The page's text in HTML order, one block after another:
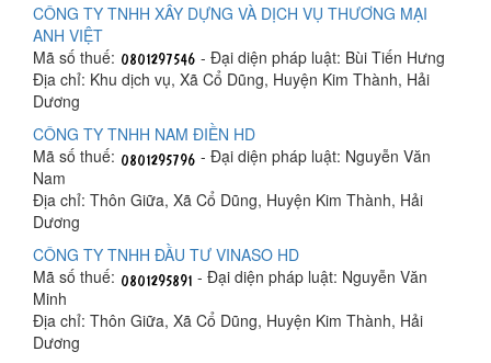
CÔNG TY TNHH XÂY DỰNG VÀ DỊCH VỤ THƯƠNG MẠI
ANH VIỆT
Mã số thuế:
- Đại diện pháp luật: Bùi Tiến Hưng
Địa chỉ: Khu dịch vụ, Xã Cổ Dũng, Huyện Kim Thành, Hải
Dương
CÔNG TY TNHH NAM ĐIỀN HD
Mã số thuế:
- Đại diện pháp luật: Nguyễn Văn
Nam
Địa chỉ: Thôn Giữa, Xã Cổ Dũng, Huyện Kim Thành, Hải
Dương
CÔNG TY TNHH ĐẦU TƯ VINASO HD
Mã số thuế:
- Đại diện pháp luật: Nguyễn Văn
Minh
Địa chỉ: Thôn Giữa, Xã Cổ Dũng, Huyện Kim Thành, Hải
Dương